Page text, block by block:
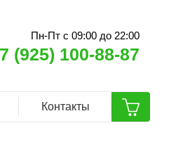
Пн-Пт с 09:00 до 22:00
(925) 100-88-87
Контакты